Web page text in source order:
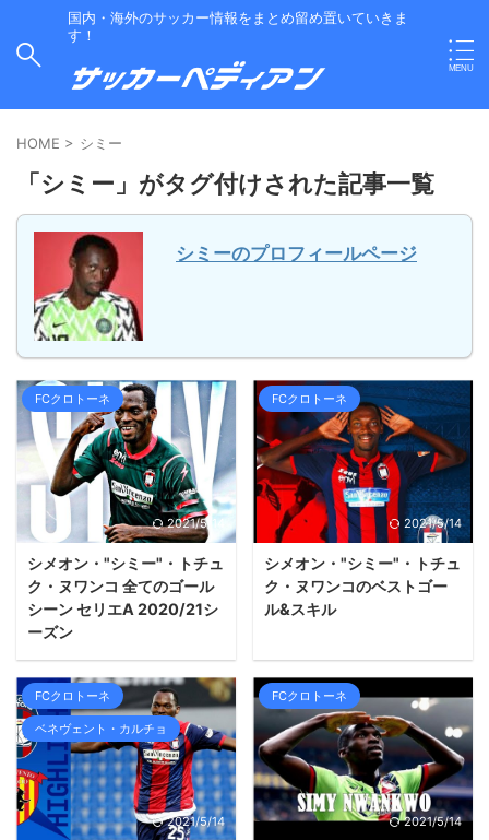
国内・海外のサッカー情報をまとめ留め置いていきま
す！
HOME > シミー
「シミー」がタグ付けされた記事一覧
シミーのプロフィールページ
FCクロトーネ
2021/5/14
シメオン・"シミー"・トチュ
ク・ヌワンコ 全てのゴール
シーン セリエA 2020/21シ
ーズン
FCクロトーネ
2021/5/14
シメオン・"シミー"・トチュ
ク・ヌワンコのベストゴー
ル&スキル
FCクロトーネ
ベネヴェント・カルチョ
2021/5/14
FCクロトーネ
2021/5/14